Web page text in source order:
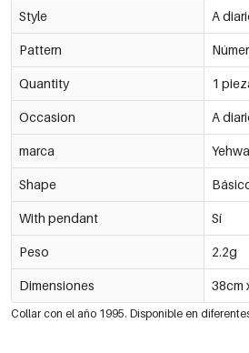
Style A
Pattern
Quantity 1
Occasion A
marca
Shape
With pendant Sí
Peso 2.2g
Dimensiones 38cm
Collar con el año 1995. Disponible en